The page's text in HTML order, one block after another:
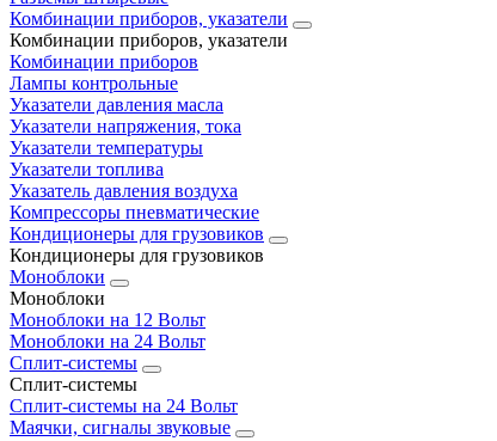
Комбинации приборов, указатели
Комбинации приборов, указатели
Комбинации приборов
Лампы контрольные
Указатели давления масла
Указатели напряжения, тока
Указатели температуры
Указатели топлива
Указатель давления воздуха
Компрессоры пневматические
Кондиционеры для грузовиков
Кондиционеры для грузовиков
Моноблоки
Моноблоки
Моноблоки на 12 Вольт
Моноблоки на 24 Вольт
Сплит-системы
Сплит-системы
Сплит‑системы на 24 Вольт
Маячки, сигналы звуковые